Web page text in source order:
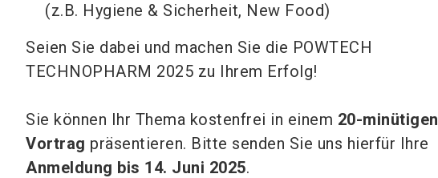
(z.B. Hygiene & Sicherheit, New Food)
Seien Sie dabei und machen Sie die POWTECH
TECHNOPHARM 2025 zu Ihrem Erfolg!
Sie können Ihr Thema kostenfrei in einem 20-minütigen
Vortrag präsentieren. Bitte senden Sie uns hierfür Ihre
Anmeldung bis 14. Juni 2025.